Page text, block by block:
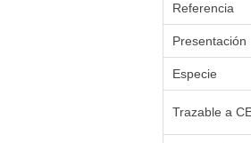
Referencia
Presentación
Especie
Trazable a